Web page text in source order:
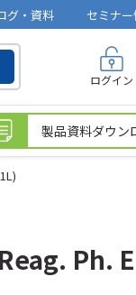
グ・資料 セミナ
ログイン
製品資料ダウン
Ph.